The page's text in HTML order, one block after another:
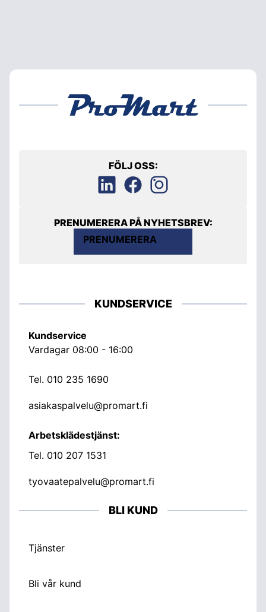
FÖLJ OSS:
PRENUMERERA PÅ NYHETSBREV:
PRENUMERERA
KUNDSERVICE
Kundservice
Vardagar 08:00 - 16:00
Tel. 010 235 1690
asiakaspalvelu@promart.fi
Arbetsklädestjänst:
Tel. 010 207 1531
tyovaatepalvelu@promart.fi
BLI KUND
Tjänster
Bli vår kund